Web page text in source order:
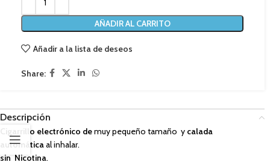
AÑADIR AL CARRITO
Añadir a la lista de deseos
Share:
Descripción
Cigarrillo electrónico demuy pequeño tamaño y calada
automáticaal inhalar.
sin Nicotina.